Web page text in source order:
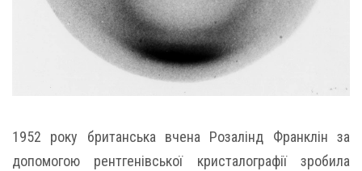
1952 року британська вчена Розалінд Франклін за
допомогою рентгенівської кристалографії зробила